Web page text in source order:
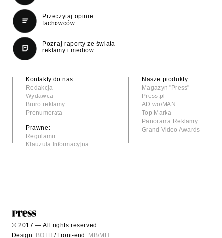
Przeczytaj opinie
fachowców
Poznaj raporty ze świata
reklamy i mediów
Kontakty do nas
Redakcja
Wydawca
Biuro reklamy
Prenumerata
Prawne:
Regulamin
Klauzula informacyjna
Nasze produkty:
Magazyn "Press"
Press.pl
AD wo/MAN
Top Marka
Panorama Reklamy
Grand Video Awards
Design: BOTH / Front-end: MB/MH
© 2017 — All rights reserved